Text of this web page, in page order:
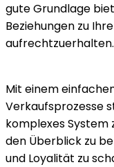
gute Grundlage
Beziehungen zu
aufrechtzuerhalten.
Mit einem
Verkaufsprozesse
komplexes System
den Überblick zu
und Loyalität zu